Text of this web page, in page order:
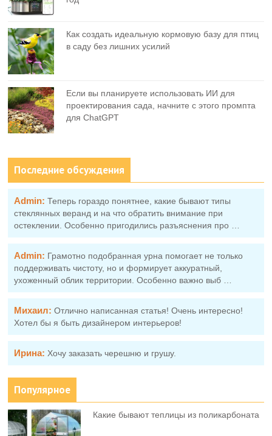
Как создать идеальную кормовую базу для птиц
в саду без лишних усилий
Если вы планируете использовать ИИ для
проектирования сада, начните с этого промпта
для ChatGPT
Последние обсуждения
Admin: Теперь гораздо понятнее, какие бывают типы
стеклянных веранд и на что обратить внимание при
остеклении. Особенно пригодились разъяснения про …
Admin: Грамотно подобранная урна помогает не только
поддерживать чистоту, но и формирует аккуратный,
ухоженный облик территории. Особенно важно выб …
Михаил: Отлично написанная статья! Очень интересно!
Хотел бы я быть дизайнером интерьеров!
Ирина: Хочу заказать черешню и грушу.
Популярное
Какие бывают теплицы из поликарбоната